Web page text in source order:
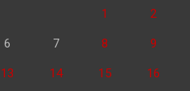
1 2
6 7 8 9
13 14 15 16